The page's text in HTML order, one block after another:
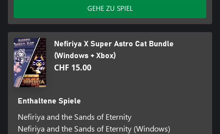
GEHE ZU SPIEL
Nefiriya X Super Astro Cat Bundle
(Windows + Xbox)
CHF 15.00
Enthaltene Spiele
Nefiriya and the Sands of Eternity
Nefiriya and the Sands of Eternity (Windows)